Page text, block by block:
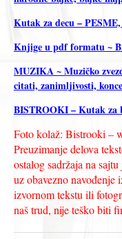
Kutak za decu –
Knjige u pdf formatu ~
MUZIKA ~ Muzičko
citati, zanimljivosti,
BISTROOKI – Kutak za
Foto kolaž: Bistrooki –
Preuzimanje delova
ostalog sadržaja na
uz obavezno navođenje
izvornom tekstu ili
naš trud, nije teško biti